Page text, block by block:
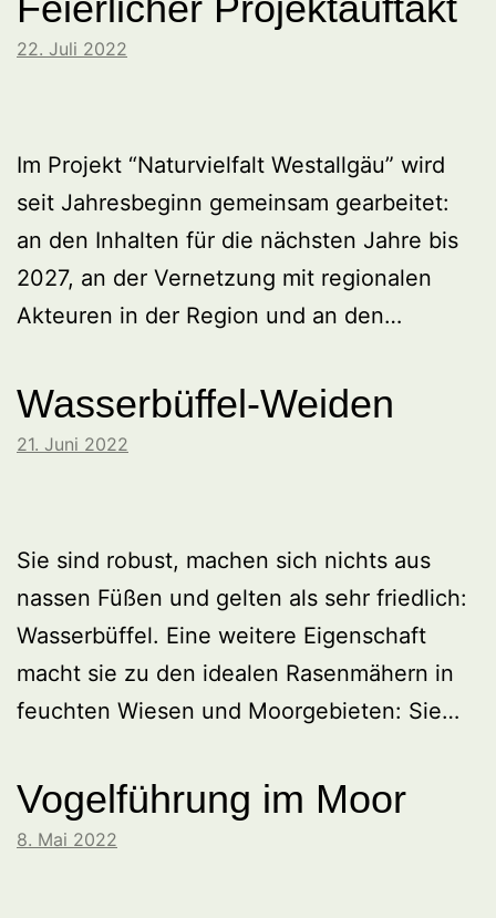
22. Juli 2022
Im Projekt “Naturvielfalt Westallgäu” wird
seit Jahresbeginn gemeinsam gearbeitet:
an den Inhalten für die nächsten Jahre bis
2027, an der Vernetzung mit regionalen
Akteuren in der Region und an den…
Wasserbüffel-Weiden
21. Juni 2022
Sie sind robust, machen sich nichts aus
nassen Füßen und gelten als sehr friedlich:
Wasserbüffel. Eine weitere Eigenschaft
macht sie zu den idealen Rasenmähern in
feuchten Wiesen und Moorgebieten: Sie…
Vogelführung im Moor
8. Mai 2022